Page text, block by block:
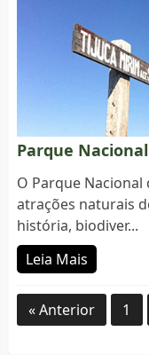
Parque
O Parque Nacional
atrações naturais
história, biodiver...
Leia Mais
« Anterior 1